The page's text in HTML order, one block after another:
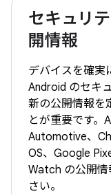
セキュリ
開情報
デバイスを確実
Android のセキ
新の公開情報を
とが重要です。
Automotive、
OS、Google
Watch の公開
さい。